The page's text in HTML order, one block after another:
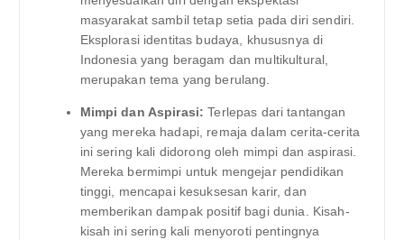
masyarakat sambil tetap setia pada diri sendiri.
Eksplorasi identitas budaya, khususnya di
Indonesia yang beragam dan multikultural,
merupakan tema yang berulang.
Mimpi dan Aspirasi: Terlepas dari tantangan
yang mereka hadapi, remaja dalam cerita-cerita
ini sering kali didorong oleh mimpi dan aspirasi.
Mereka bermimpi untuk mengejar pendidikan
tinggi, mencapai kesuksesan karir, dan
memberikan dampak positif bagi dunia. Kisah-
kisah ini sering kali menyoroti pentingnya